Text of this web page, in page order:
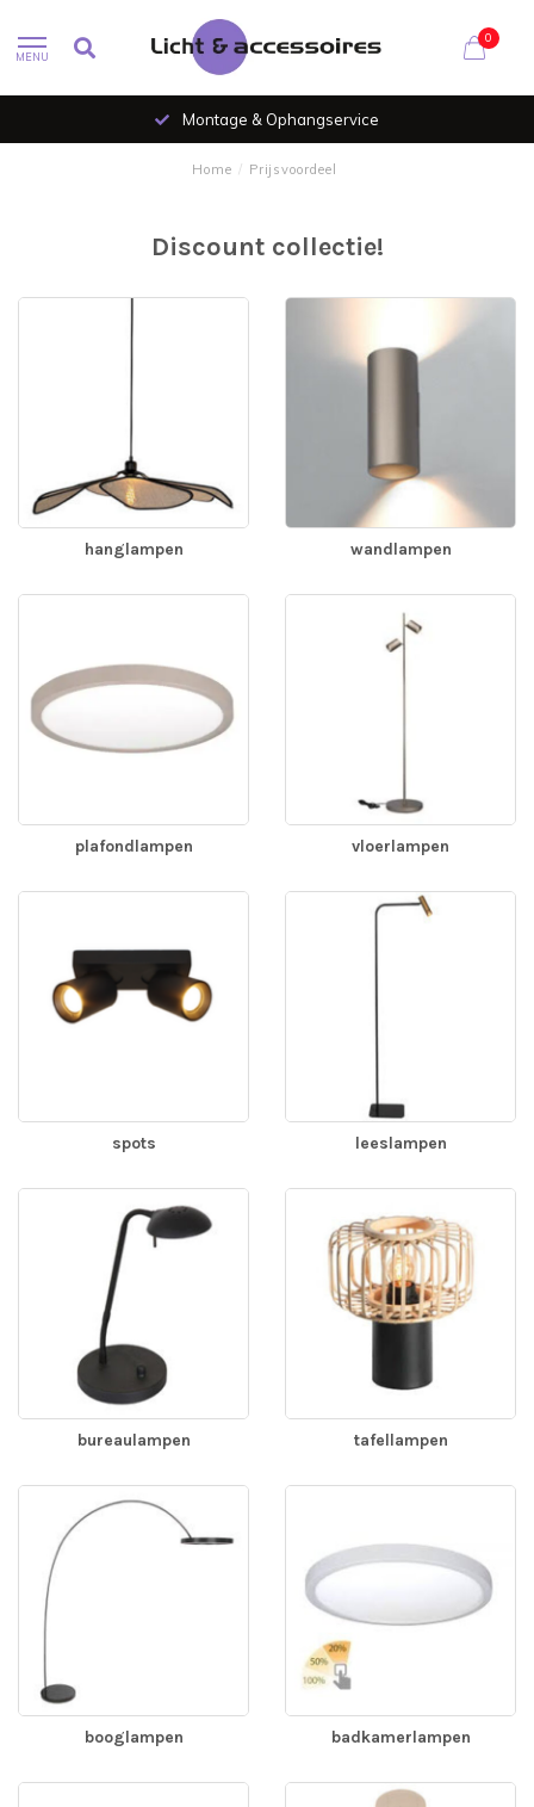
MENU
0
Montage & Ophangservice
Home / Prijsvoordeel
Discount collectie!
hanglampen wandlampen
plafondlampen vloerlampen
spots leeslampen
bureaulampen tafellampen
booglampen badkamerlampen